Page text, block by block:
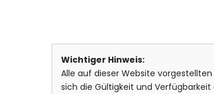
Wichtiger Hinweis:
Alle auf dieser Website
sich die Gültigkeit und